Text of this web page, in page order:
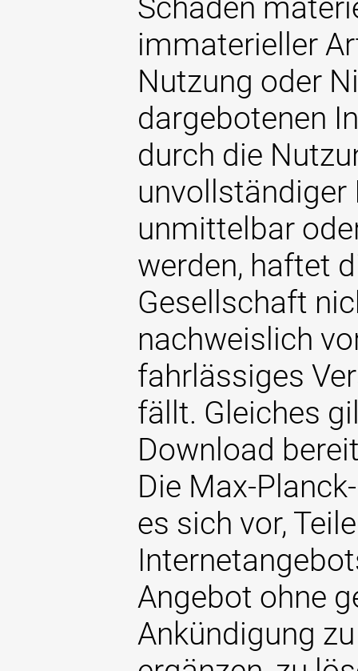
Schäden
immaterieller
Nutzung oder
dargebotenen
durch die
unmittelbar
werden, haftet
Gesellschaft
nachweislich
fahrlässiges
fällt. Gleiches
Download
Die Max-
es sich vor,
Angebot ohne
Ankündigung